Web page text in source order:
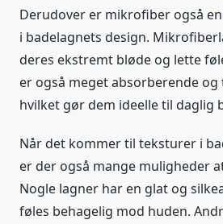
Derudover er mikrofiber også
i badelagnets design.
deres ekstremt bløde og lette
er også meget absorberende
hvilket gør dem ideelle til daglig
Når det kommer til teksturer i
er der også mange muligheder
Nogle lagner har en glat og
føles behagelig mod huden.